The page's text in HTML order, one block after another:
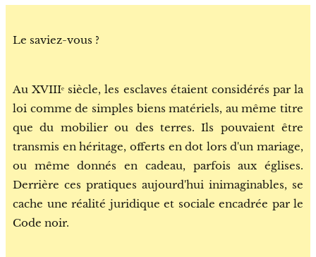
Le saviez-vous ?
Au XVIIIᵉ siècle, les esclaves étaient considérés par la
loi comme de simples biens matériels, au même titre
que du mobilier ou des terres. Ils pouvaient être
transmis en héritage, offerts en dot lors d'un mariage,
ou même donnés en cadeau, parfois aux églises.
Derrière ces pratiques aujourd'hui inimaginables, se
cache une réalité juridique et sociale encadrée par le
Code noir.